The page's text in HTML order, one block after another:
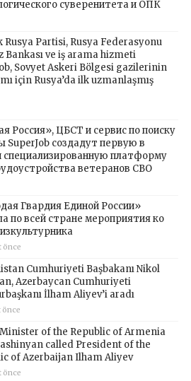
суверенитета и ОПК
Rusya Partisi, Rusya Federasyonu
Bankası ve iş arama hizmeti
Sovyet Askeri Bölgesi gazilerinin
için Rusya’da ilk uzmanlaşmış
Россия», ЦБСТ и сервис по поиску
SuperJob создадут первую в
специализированную платформу
ветеранов СВО
Гвардия Единой России»
по всей стране мероприятия ко
önce
Cumhuriyeti Başbakanı Nikol
Azerbaycan Cumhuriyeti
İlham Aliyev’i aradı
önce
of the Republic of Armenia
called President of the
of Azerbaijan Ilham Aliyev
önce